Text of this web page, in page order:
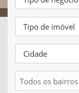
Tipo de imóvel
Cidade